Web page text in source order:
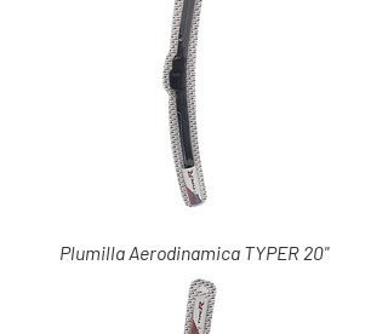
Plumilla Aerodinamica TYPER 20"